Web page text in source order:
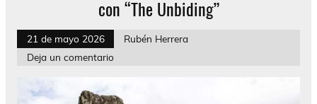
con “The Unbiding”
21 de mayo 2026
Rubén Herrera
Deja un comentario